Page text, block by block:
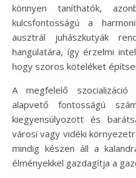
könnyen taníthatók,
kulcsfontosságú a
ausztrál juhászkutyák
hangulatára, így érzelmi
hogy szoros köteléket
A megfelelő
alapvető fontosságú
kiegyensúlyozott és
városi vagy vidéki
mindig készen áll a
élményekkel gazdagítja a